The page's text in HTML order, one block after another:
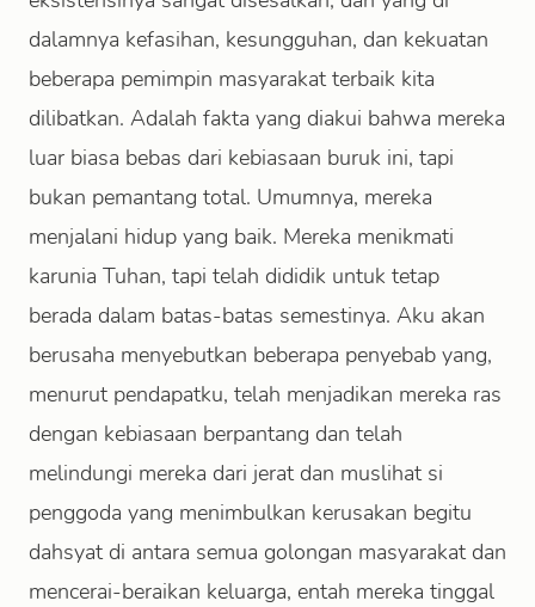
dalamnya kefasihan, kesungguhan, dan kekuatan
beberapa pemimpin masyarakat terbaik kita
dilibatkan. Adalah fakta yang diakui bahwa mereka
luar biasa bebas dari kebiasaan buruk ini, tapi
bukan pemantang total. Umumnya, mereka
menjalani hidup yang baik. Mereka menikmati
karunia Tuhan, tapi telah dididik untuk tetap
berada dalam batas-batas semestinya. Aku akan
berusaha menyebutkan beberapa penyebab yang,
menurut pendapatku, telah menjadikan mereka ras
dengan kebiasaan berpantang dan telah
melindungi mereka dari jerat dan muslihat si
penggoda yang menimbulkan kerusakan begitu
dahsyat di antara semua golongan masyarakat dan
mencerai-beraikan keluarga, entah mereka tinggal